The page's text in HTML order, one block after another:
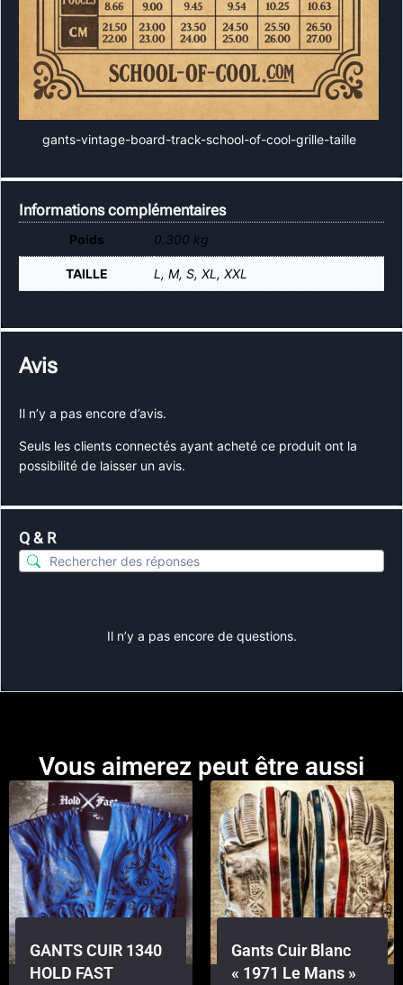
gants-vintage-board-track-school-of-cool-grille-taille
Informations complémentaires
Poids 0.300 kg
TAILLE L, M, S, XL, XXL
Avis
Il n’y a pas encore d’avis.
Seuls les clients connectés ayant acheté ce produit ont la
possibilité de laisser un avis.
Q & R
Il n’y a pas encore de questions.
Vous aimerez peut être aussi
GANTS CUIR 1340
HOLD FAST
Gants Cuir Blanc
« 1971 Le Mans »